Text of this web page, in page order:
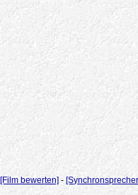
[Film bewerten] -